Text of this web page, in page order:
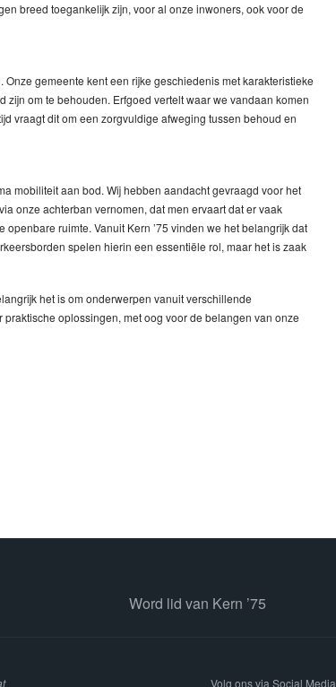
breed toegankelijk zijn, voor al onze inwoners, ook voor de
gemeente kent een rijke geschiedenis met karakteristieke
om te behouden. Erfgoed vertelt waar we vandaan komen
vraagt dit om een zorgvuldige afweging tussen behoud en
mobiliteit aan bod. Wij hebben aandacht gevraagd voor het
onze achterban vernomen, dat men ervaart dat er vaak
ruimte. Vanuit Kern ’75 vinden we het belangrijk dat
spelen hierin een essentiële rol, maar het is zaak
het is om onderwerpen vanuit verschillende
oplossingen, met oog voor de belangen van onze
Word lid van Kern ’75
Volg ons via Social Media